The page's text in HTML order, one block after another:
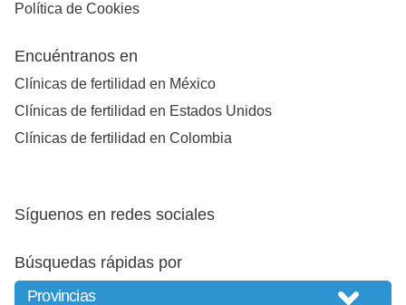
Política de Cookies
Encuéntranos en
Clínicas de fertilidad en México
Clínicas de fertilidad en Estados Unidos
Clínicas de fertilidad en Colombia
Síguenos en redes sociales
Búsquedas rápidas por